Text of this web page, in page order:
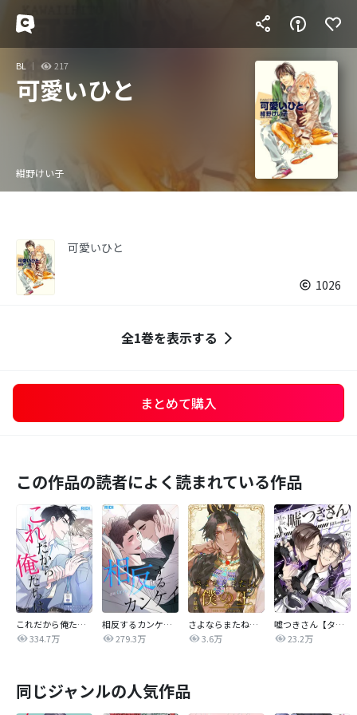
BL 217
可愛いひと
紺野けい子
可愛いひと
1026
全1巻を表示する
まとめて購入
この作品の読者によく読まれている作品
これだから俺たちは
334.7万
相反するカンケイ【改訂版】
279.3万
さよならまたね、僕の王【タテヨミ】
3.6万
嘘つきさん【タテヨミ】
23.2万
同じジャンルの人気作品